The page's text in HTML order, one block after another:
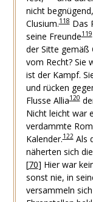
nicht
Clusium.118Das
seine Freunde119
der Sitte gemäß
vom Recht? Sie
ist der Kampf.
und rücken
Flusse Allia120
Nicht leicht war
verdammte
Kalender.122Als
näherten sich
[70] Hier war
sonst nie, in
versammeln